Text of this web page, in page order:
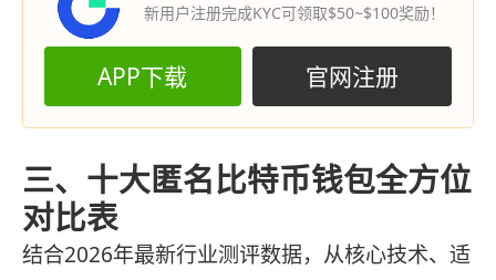
新用户注册完成KYC可领取$50~$100奖励！
APP下载 官网注册
三、十大匿名比特币钱包全方位
对比表
结合2026年最新行业测评数据，从核心技术、适